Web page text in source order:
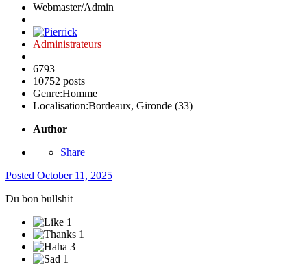
Webmaster/Admin
Administrateurs
6793
10752 posts
Genre:Homme
Localisation:Bordeaux, Gironde (33)
Author
Share
Posted October 11, 2025
Du bon bullshit
1
1
3
1